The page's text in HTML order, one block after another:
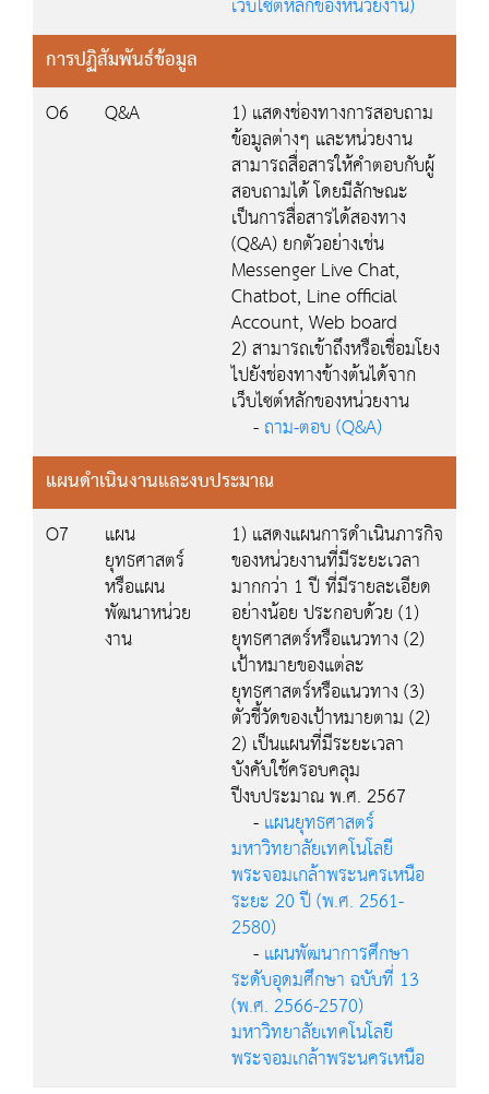
เว็บไซต์หลักของหน่วยงาน)
การปฏิสัมพันธ์ข้อมูล
O6 Q&A 1) แสดงช่องทางการสอบถาม
ข้อมูลต่างๆ และหน่วยงาน
สามารถสื่อสารให้คำตอบกับผู้
สอบถามได้ โดยมีลักษณะ
เป็นการสื่อสารได้สองทาง
(Q&A) ยกตัวอย่างเช่น
Messenger Live Chat,
Chatbot, Line official
Account, Web board
2) สามารถเข้าถึงหรือเชื่อมโยง
ไปยังช่องทางข้างต้นได้จาก
เว็บไซต์หลักของหน่วยงาน
-ถาม-ตอบ (Q&A)
แผนดำเนินงานและงบประมาณ
O7 แผน
ยุทธศาสตร์
หรือแผน
พัฒนาหน่วย
งาน
1) แสดงแผนการดำเนินภารกิจ
ของหน่วยงานที่มีระยะเวลา
มากกว่า 1 ปี ที่มีรายละเอียด
อย่างน้อย ประกอบด้วย (1)
ยุทธศาสตร์หรือแนวทาง (2)
เป้าหมายของแต่ละ
ยุทธศาสตร์หรือแนวทาง (3)
ตัวชี้วัดของเป้าหมายตาม (2)
2) เป็นแผนที่มีระยะเวลา
บังคับใช้ครอบคลุม
ปีงบประมาณ พ.ศ. 2567
-แผนยุทธศาสตร์
มหาวิทยาลัยเทคโนโลยี
พระจอมเกล้าพระนครเหนือ
ระยะ 20 ปี (พ.ศ. 2561-
2580)
-แผนพัฒนาการศึกษา
ระดับอุดมศึกษา ฉบับที่ 13
(พ.ศ. 2566-2570)
มหาวิทยาลัยเทคโนโลยี
พระจอมเกล้าพระนครเหนือ